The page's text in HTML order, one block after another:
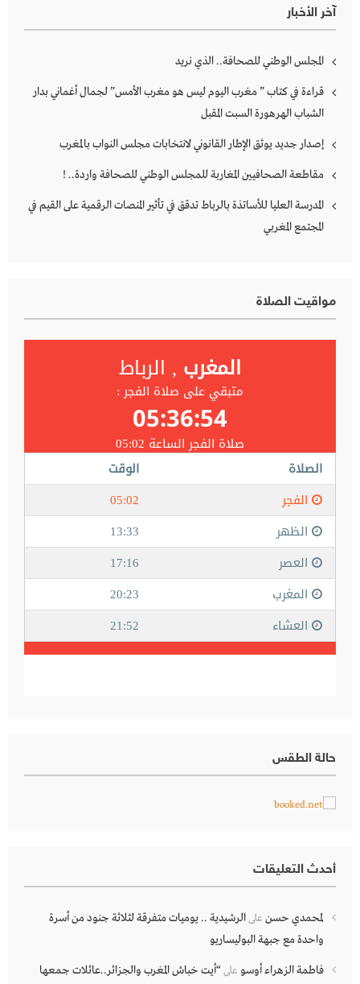
آخر الأخبار
المجلس الوطني للصحافة.. الذي نريد
قراءة في كتاب ” مغرب اليوم ليس هو مغرب الأمس” لجمال أغماني بدار
الشباب الهرهورة السبت المقبل
إصدار جديد يوثق الإطار القانوني لانتخابات مجلس النواب بالمغرب
مقاطعة الصحافيين المغاربة للمجلس الوطني للصحافة واردة.. !
المدرسة العليا للأساتذة بالرباط تدقق في تأثير المنصات الرقمية على القيم في
المجتمع المغربي
مواقيت الصلاة
حالة الطقس
أحدث التعليقات
لمحمدي حسن علىالرشيدية .. يوميات متفرقة لثلاثة جنود من أسرة
واحدة مع جبهة البوليساريو
فاطمة الزهراء أوسو على“أيت خباش المغرب والجزائر..عائلات جمعها